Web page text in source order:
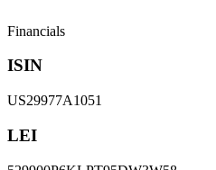
Financials
ISIN
US29977A1051
LEI